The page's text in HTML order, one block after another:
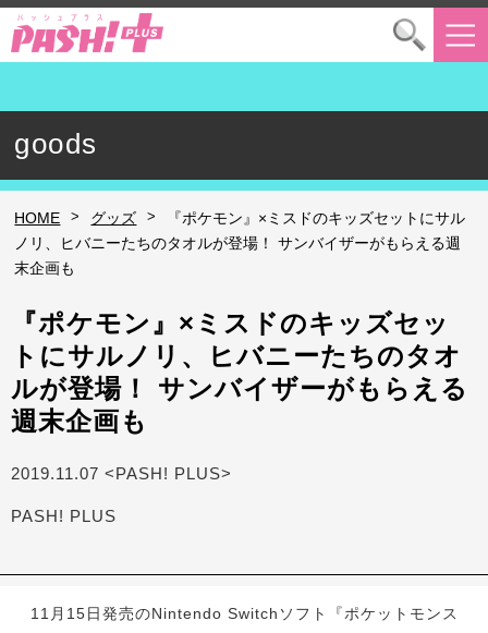
goods
HOME > グッズ >
『ポケモン』×ミスドのキッズセットにサル
ノリ、ヒバニーたちのタオルが登場！ サンバイザーがもらえる週
末企画も
『ポケモン』×ミスドのキッズセッ
トにサルノリ、ヒバニーたちのタオ
ルが登場！ サンバイザーがもらえる
週末企画も
2019.11.07 <PASH! PLUS>
PASH! PLUS
11月15日発売のNintendo Switchソフト『ポケットモンス